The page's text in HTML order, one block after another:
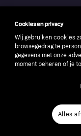
number: 556737-0431
Cookies en privacy
Wij gebruiken cookies
browsegedrag te
gegevens met onze
moment beheren of je
Alles